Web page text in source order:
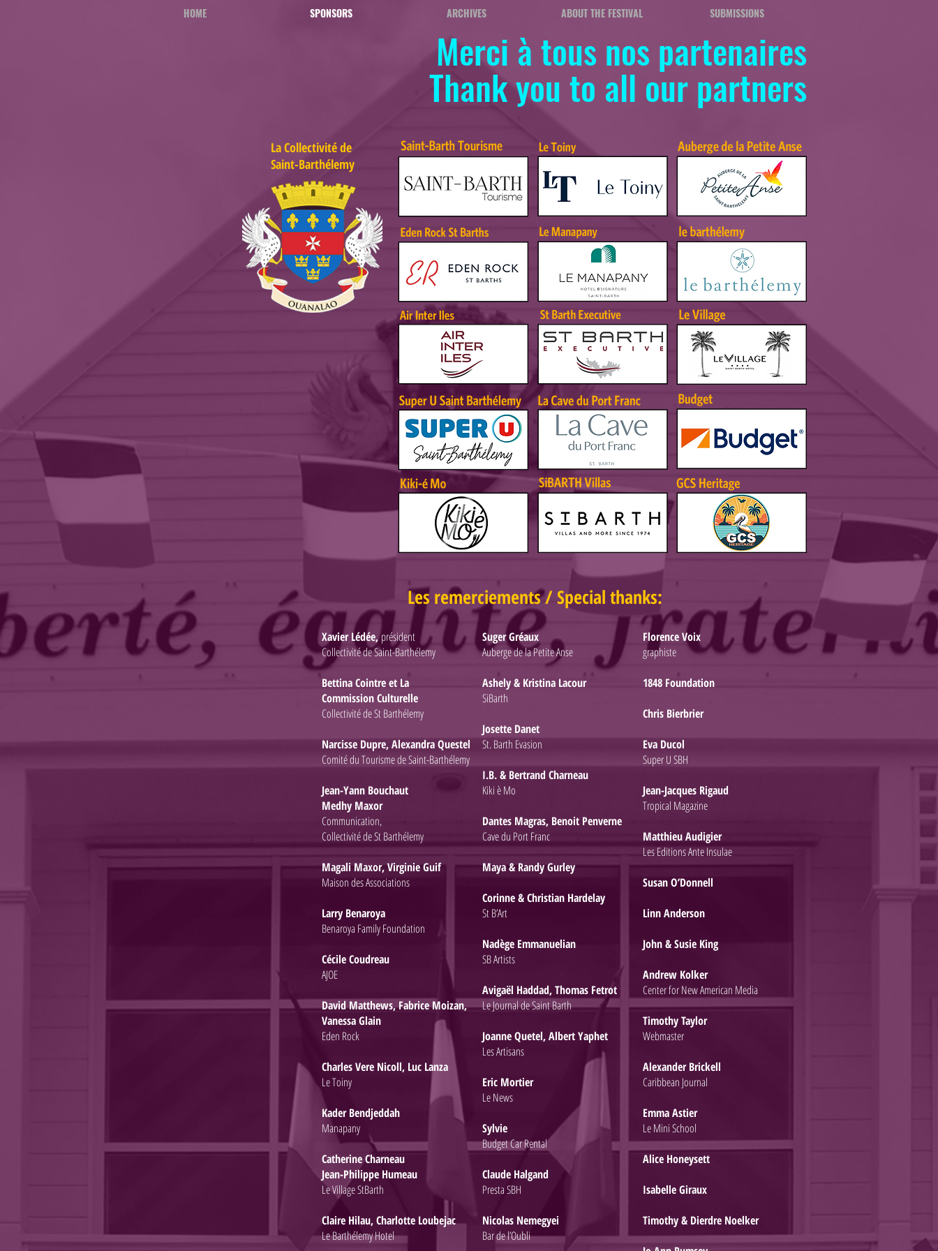
HOME SPONSORS ARCHIVES ABOUT THE FESTIVAL SUBMISSIONS
Merci à tous nos partenaires
Thank you to all our partners
La Collectivité de
Saint-Barthélemy
Les remerciements / Special thanks:
Xavier Lédée,président
Collectivité de Saint-Barthélemy
Bettina Cointre et La
Commission Culturelle
Collectivité de St Barthélemy
Narcisse Dupre, Alexandra Questel
Comité du Tourisme de Saint-Barthélemy
Jean-Yann Bouchaut
Medhy Maxor
Communication,
Collectivité de St Barthélemy
Magali Maxor, Virginie Guif
Maison des Associations
Larry Benaroya
Benaroya Family Foundation
Cécile Coudreau
AJOE
David Matthews, Fabrice Moizan,
Vanessa Glain
Eden Rock
Charles Vere Nicoll, Luc Lanza
Le Toiny
Kader Bendjeddah
Manapany
Catherine Charneau
Jean-Philippe Humeau
Le Village StBarth
Claire Hilau, Charlotte Loubejac
Le Barthélemy Hotel
Suger Gréaux
Auberge de la Petite Anse
Ashely & Kristina Lacour
SiBarth
Josette Danet
St. Barth Evasion
I.B. & Bertrand Charneau
Kiki è Mo
Dantes Magras, Benoit Penverne
Cave du Port Franc
Maya & Randy Gurley
Corinne & Christian Hardelay
St B’Art
Nadège Emmanuelian
SB Artists
Avigaël Haddad, Thomas Fetrot
Le Journal de Saint Barth
Joanne Quetel, Albert Yaphet
Les Artisans
Eric Mortier
Le News
Sylvie
Budget Car Rental
Claude Halgand
Presta SBH
Nicolas Nemegyei
Bar de l’Oubli
Florence Voix
graphiste
1848 Foundation
Chris Bierbrier
Eva Ducol
Super U SBH
Jean-Jacques Rigaud
Tropical Magazine
Matthieu Audigier
Les Editions Ante Insulae
Susan O’Donnell
Linn Anderson
John & Susie King
Andrew Kolker
Center for New American Media
Timothy Taylor
Webmaster
Alexander Brickell
Caribbean Journal
Emma Astier
Le Mini School
Alice Honeysett
Isabelle Giraux
Timothy & Dierdre Noelker